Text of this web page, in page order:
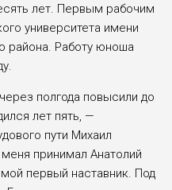
лет. Первым рабочим
университета имени
района. Работу юноша
полгода повысили до
лет пять, —
пути Михаил
принимал Анатолий
первый наставник. Под